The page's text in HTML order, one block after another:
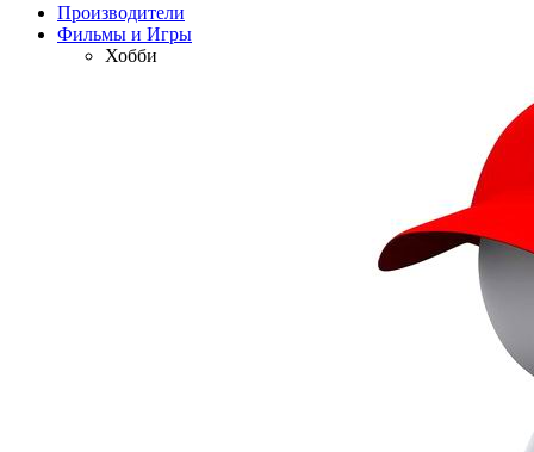
Производители
Фильмы и Игры
Хобби